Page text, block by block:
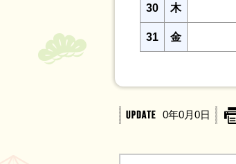
30 木
31 金
0年0月0日